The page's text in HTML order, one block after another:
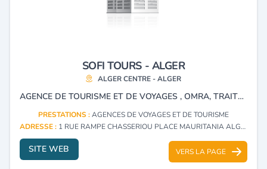
SOFI TOURS - ALGER
ALGER CENTRE - ALGER
AGENCE DE TOURISME ET DE VOYAGES , OMRA, TRAITEMENT DOSSIERS DE VISA, ASSURANCES DE VOYAGES , BILLETTERIE , VOYAGES ORGANISES ET LOCATION DE VOITURES.
PRESTATIONS :AGENCES DE VOYAGES ET DE TOURISME
ADRESSE : 1 RUE RAMPE CHASSERIOU PLACE MAURITANIA ALGER CENTRE - ALGER
SITE WEB VERS LA PAGE